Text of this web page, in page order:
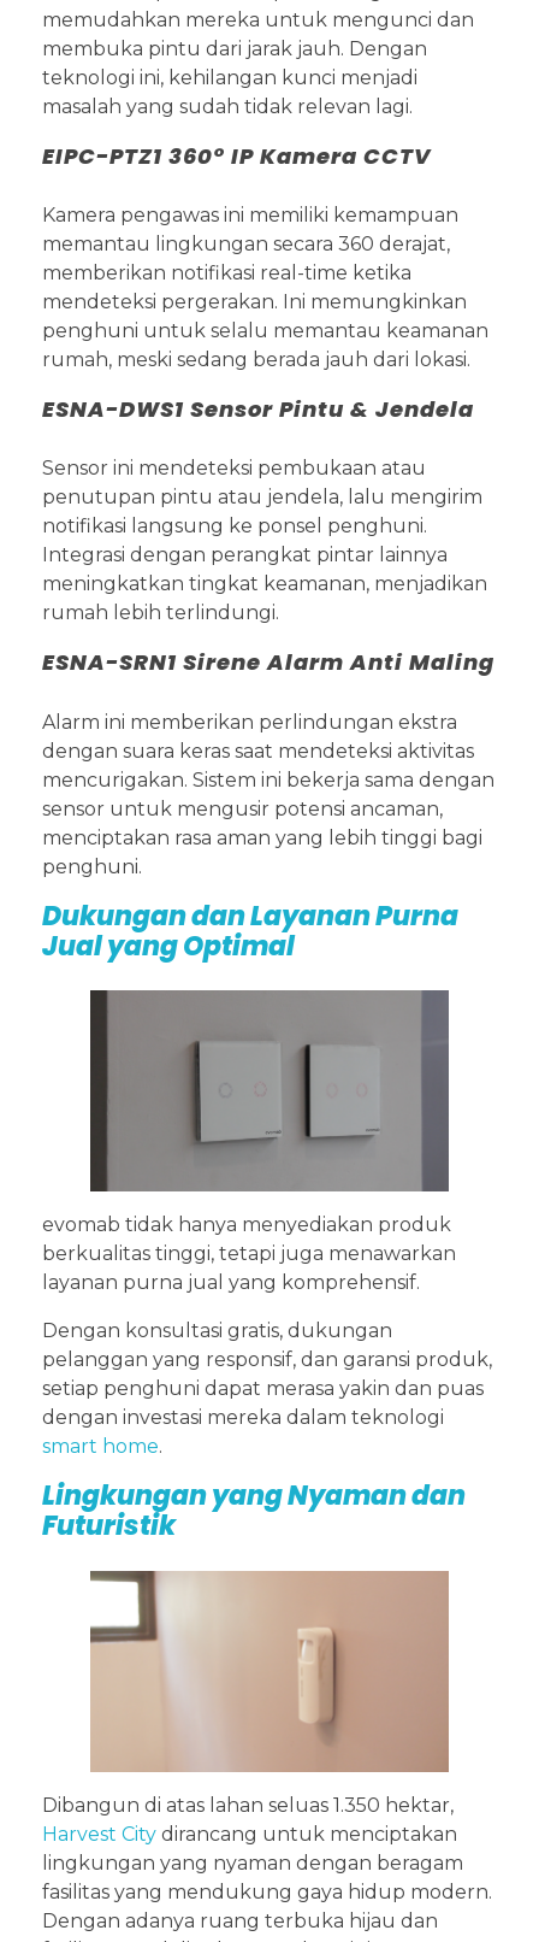
memudahkan mereka untuk mengunci dan
membuka pintu dari jarak jauh. Dengan
teknologi ini, kehilangan kunci menjadi
masalah yang sudah tidak relevan lagi.
EIPC-PTZ1 360° IP Kamera CCTV
Kamera pengawas ini memiliki kemampuan
memantau lingkungan secara 360 derajat,
memberikan notifikasi real-time ketika
mendeteksi pergerakan. Ini memungkinkan
penghuni untuk selalu memantau keamanan
rumah, meski sedang berada jauh dari lokasi.
ESNA-DWS1 Sensor Pintu & Jendela
Sensor ini mendeteksi pembukaan atau
penutupan pintu atau jendela, lalu mengirim
notifikasi langsung ke ponsel penghuni.
Integrasi dengan perangkat pintar lainnya
meningkatkan tingkat keamanan, menjadikan
rumah lebih terlindungi.
ESNA-SRN1 Sirene Alarm Anti Maling
Alarm ini memberikan perlindungan ekstra
dengan suara keras saat mendeteksi aktivitas
mencurigakan. Sistem ini bekerja sama dengan
sensor untuk mengusir potensi ancaman,
menciptakan rasa aman yang lebih tinggi bagi
penghuni.
Dukungan dan Layanan Purna
Jual yang Optimal
evomab tidak hanya menyediakan produk
berkualitas tinggi, tetapi juga menawarkan
layanan purna jual yang komprehensif.
Dengan konsultasi gratis, dukungan
pelanggan yang responsif, dan garansi produk,
setiap penghuni dapat merasa yakin dan puas
dengan investasi mereka dalam teknologi
smart home.
Lingkungan yang Nyaman dan
Futuristik
Dibangun di atas lahan seluas 1.350 hektar,
Harvest City dirancang untuk menciptakan
lingkungan yang nyaman dengan beragam
fasilitas yang mendukung gaya hidup modern.
Dengan adanya ruang terbuka hijau dan